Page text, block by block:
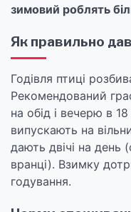
зимовий роблять
Як правильно
Годівля птиці
Рекомендований
на обід і вечерю в
випускають на
дають двічі на день
вранці). Взимку
годування.